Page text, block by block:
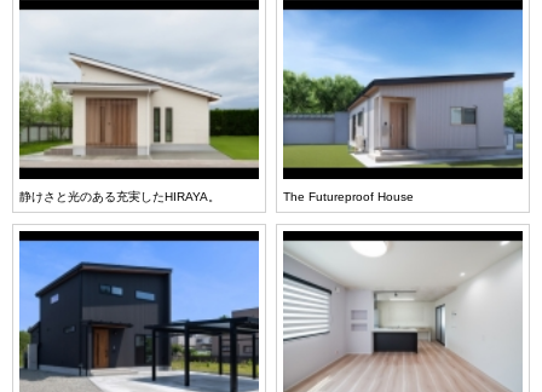
静けさと光のある充実したHIRAYA。 The Futureproof House